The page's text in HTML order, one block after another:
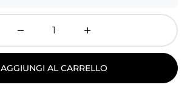
AGGIUNGI AL CARRELLO